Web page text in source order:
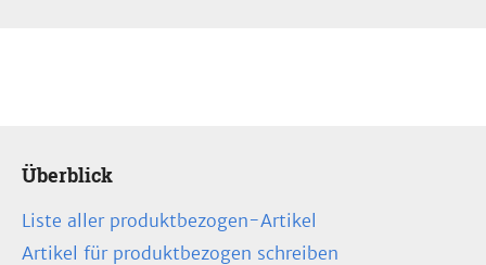
Überblick
Liste aller produktbezogen-Artikel
Artikel für produktbezogen schreiben